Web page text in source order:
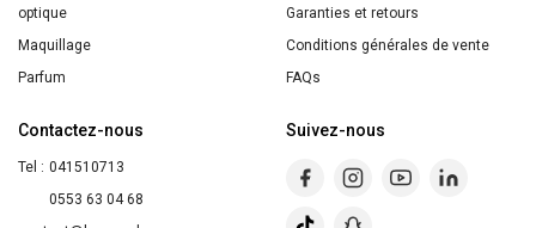
optique
Maquillage
Parfum
Garanties et retours
Conditions générales de vente
FAQs
Contactez-nous
Tel : 041510713
0553 63 04 68
Suivez-nous